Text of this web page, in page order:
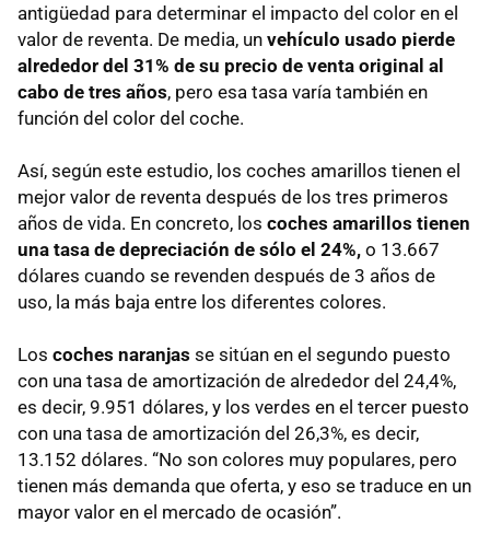
antigüedad para determinar el impacto del color en el
valor de reventa. De media, un vehículo usado pierde
alrededor del 31% de su precio de venta original al
cabo de tres años, pero esa tasa varía también en
función del color del coche.
Así, según este estudio, los coches amarillos tienen el
mejor valor de reventa después de los tres primeros
años de vida. En concreto, los coches amarillos tienen
una tasa de depreciación de sólo el 24%, o 13.667
dólares cuando se revenden después de 3 años de
uso, la más baja entre los diferentes colores.
Los coches naranjas se sitúan en el segundo puesto
con una tasa de amortización de alrededor del 24,4%,
es decir, 9.951 dólares, y los verdes en el tercer puesto
con una tasa de amortización del 26,3%, es decir,
13.152 dólares. “No son colores muy populares, pero
tienen más demanda que oferta, y eso se traduce en un
mayor valor en el mercado de ocasión”.